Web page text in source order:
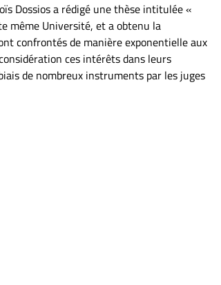
Dossios a rédigé une thèse intitulée «
même Université, et a obtenu la
confrontés de manière exponentielle aux
ces intérêts dans leurs
de nombreux instruments par les juges